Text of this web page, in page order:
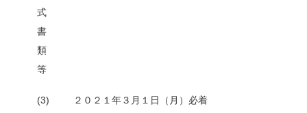
式
書
類
等
(3)
２０２１年３月１日（月）必着